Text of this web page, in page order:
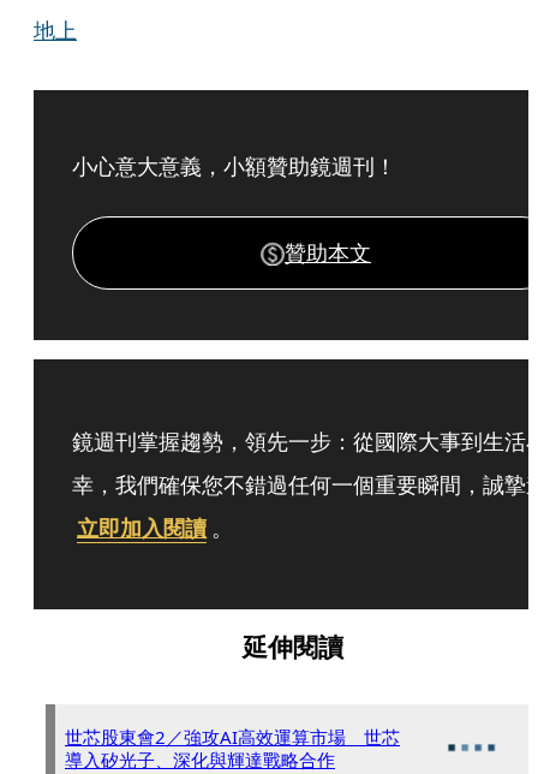
地上
小心意大意義，小額贊助鏡週刊！
贊助本文
鏡週刊掌握趨勢，領先一步：從國際大事到生活
幸，我們確保您不錯過任何一個重要瞬間，誠摯
立即加入閱讀 。
延伸閱讀
世芯股東會2／強攻AI高效運算市場 世芯
導入矽光子、深化與輝達戰略合作